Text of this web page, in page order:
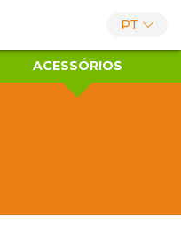
PT
ACESSÓRIOS